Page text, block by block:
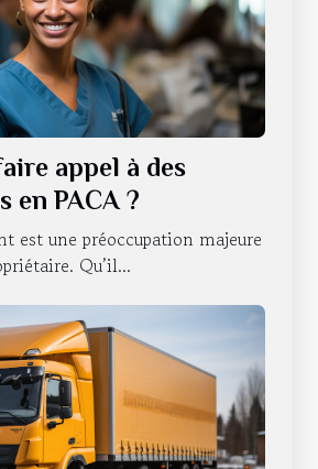
appel à des
en PACA ?
est une préoccupation majeure
Qu’il...